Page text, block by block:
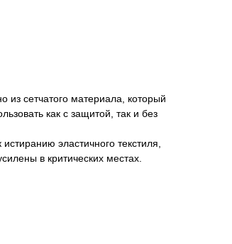
из сетчатого материала, который
как с защитой, так и без
эластичного текстиля,
в критических местах.